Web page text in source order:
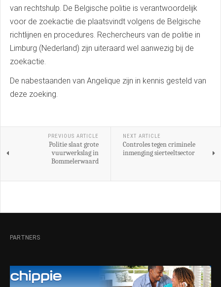
van rechtshulp. De Belgische politie is verantwoordelijk
voor de zoekactie die plaatsvindt volgens de Belgische
richtlijnen en procedures. Rechercheurs van de politie in
Limburg (Nederland) zijn uiteraard wel aanwezig bij de
zoekactie.
De nabestaanden van Angelique zijn in kennis gesteld van
deze zoeking.
PREVIOUS ARTICLE
Politie slaat grote
vuurwerkslag in
Bommelerwaard
NEXT ARTICLE
Controles tegen criminele
inmenging sierteeltsector
PARTNERS